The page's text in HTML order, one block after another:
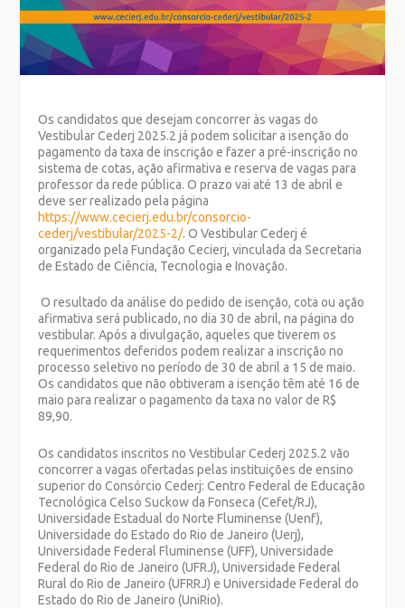
Os candidatos que desejam concorrer às vagas do
Vestibular Cederj 2025.2 já podem solicitar a isenção do
pagamento da taxa de inscrição e fazer a pré-inscrição no
sistema de cotas, ação afirmativa e reserva de vagas para
professor da rede pública. O prazo vai até 13 de abril e
deve ser realizado pela página
https://www.cecierj.edu.br/consorcio-
cederj/vestibular/2025-2/. O Vestibular Cederj é
organizado pela Fundação Cecierj, vinculada da Secretaria
de Estado de Ciência, Tecnologia e Inovação.
O resultado da análise do pedido de isenção, cota ou ação
afirmativa será publicado, no dia 30 de abril, na página do
vestibular. Após a divulgação, aqueles que tiverem os
requerimentos deferidos podem realizar a inscrição no
processo seletivo no período de 30 de abril a 15 de maio.
Os candidatos que não obtiveram a isenção têm até 16 de
maio para realizar o pagamento da taxa no valor de R$
89,90.
Os candidatos inscritos no Vestibular Cederj 2025.2 vão
concorrer a vagas ofertadas pelas instituições de ensino
superior do Consórcio Cederj: Centro Federal de Educação
Tecnológica Celso Suckow da Fonseca (Cefet/RJ),
Universidade Estadual do Norte Fluminense (Uenf),
Universidade do Estado do Rio de Janeiro (Uerj),
Universidade Federal Fluminense (UFF), Universidade
Federal do Rio de Janeiro (UFRJ), Universidade Federal
Rural do Rio de Janeiro (UFRRJ) e Universidade Federal do
Estado do Rio de Janeiro (UniRio).